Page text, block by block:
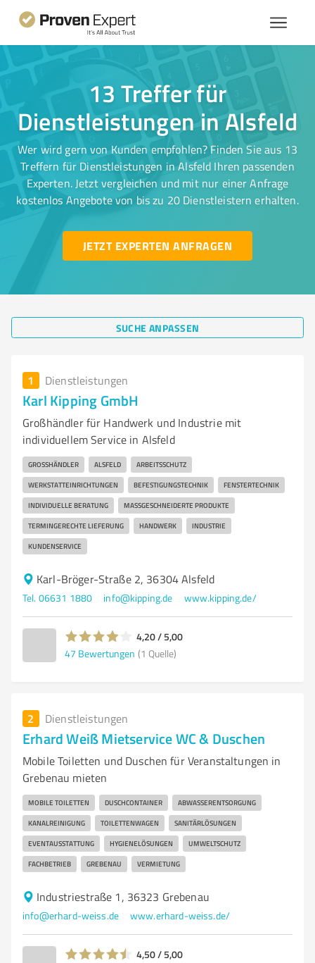
13 Treffer für
Dienstleistungen in Alsfeld
Wer wird gern von Kunden empfohlen? Finden Sie aus 13
Treffern für Dienstleistungen in Alsfeld Ihren passenden
Experten. Jetzt vergleichen und mit nur einer Anfrage
kostenlos Angebote von bis zu 20 Dienstleistern erhalten.
JETZT EXPERTEN ANFRAGEN
SUCHE ANPASSEN
1 Dienstleistungen
Karl Kipping GmbH
Großhändler für Handwerk und Industrie mit
individuellem Service in Alsfeld
GROSSHÄNDLER ALSFELD ARBEITSSCHUTZ
WERKSTATTEINRICHTUNGEN BEFESTIGUNGSTECHNIK FENSTERTECHNIK
INDIVIDUELLE BERATUNG MASSGESCHNEIDERTE PRODUKTE
TERMINGERECHTE LIEFERUNG HANDWERK INDUSTRIE
KUNDENSERVICE
Karl-Bröger-Straße 2, 36304 Alsfeld
Tel. 06631 1880 info@kipping.de www.kipping.de/
4,20 / 5,00
47 Bewertungen (1 Quelle)
2 Dienstleistungen
Erhard Weiß Mietservice WC & Duschen
Mobile Toiletten und Duschen für Veranstaltungen in
Grebenau mieten
MOBILE TOILETTEN DUSCHCONTAINER ABWASSERENTSORGUNG
KANALREINIGUNG TOILETTENWAGEN SANITÄRLÖSUNGEN
EVENTAUSSTATTUNG HYGIENELÖSUNGEN UMWELTSCHUTZ
FACHBETRIEB GREBENAU VERMIETUNG
Industriestraße 1, 36323 Grebenau
info@erhard-weiss.de www.erhard-weiss.de/
4,50 / 5,00